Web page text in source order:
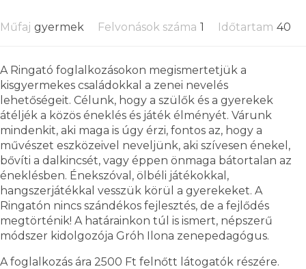
Műfaj gyermek Felvonások száma 1 Időtartam 40
A Ringató foglalkozásokon megismertetjük a
kisgyermekes családokkal a zenei nevelés
lehetőségeit. Célunk, hogy a szülők és a gyerekek
átéljék a közös éneklés és játék élményét. Várunk
mindenkit, aki maga is úgy érzi, fontos az, hogy a
művészet eszközeivel neveljünk, aki szívesen énekel,
bővíti a dalkincsét, vagy éppen önmaga bátortalan az
éneklésben. Énekszóval, ölbéli játékokkal,
hangszerjátékkal vesszük körül a gyerekeket. A
Ringatón nincs szándékos fejlesztés, de a fejlődés
megtörténik! A határainkon túl is ismert, népszerű
módszer kidolgozója Gróh Ilona zenepedagógus.
A foglalkozás ára 2500 Ft felnőtt látogatók részére.